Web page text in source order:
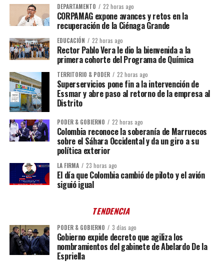
DEPARTAMENTO 22 horas ago
CORPAMAG expone avances y retos en la
recuperación de la Ciénaga Grande
EDUCACIÓN 22 horas ago
Rector Pablo Vera le dio la bienvenida a la
primera cohorte del Programa de Química
TERRITORIO & PODER 22 horas ago
Superservicios pone fin a la intervención de
Essmar y abre paso al retorno de la empresa al
Distrito
PODER & GOBIERNO 22 horas ago
Colombia reconoce la soberanía de Marruecos
sobre el Sáhara Occidental y da un giro a su
política exterior
LA FIRMA 23 horas ago
El día que Colombia cambió de piloto y el avión
siguió igual
TENDENCIA
PODER & GOBIERNO 3 días ago
Gobierno expide decreto que agiliza los
nombramientos del gabinete de Abelardo De la
Espriella